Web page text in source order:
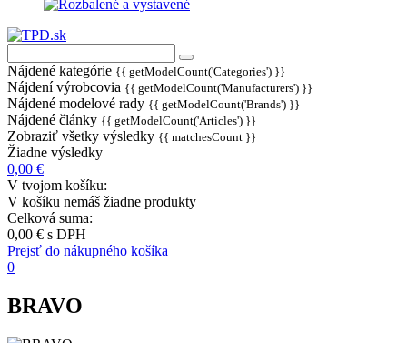
Nájdené kategórie {{ getModelCount('Categories') }}
Nájdení výrobcovia {{ getModelCount('Manufacturers') }}
Nájdené modelové rady {{ getModelCount('Brands') }}
Nájdené články {{ getModelCount('Articles') }}
Zobraziť všetky výsledky {{ matchesCount }}
Žiadne výsledky
0,00 €
V tvojom košíku:
V košíku nemáš žiadne produkty
Celková suma:
0,00 € s DPH
Prejsť do nákupného košíka
0
BRAVO